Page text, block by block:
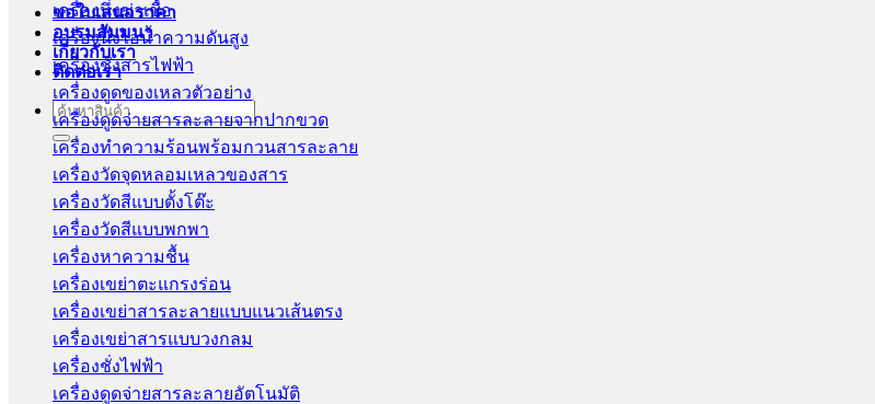
ขอใบเสนอราคา
อบรมสัมมนา
เกี่ยวกับเรา
ติดต่อเรา
Search
for:
เครื่องนึ่งฆ่าเชื้อ
เครื่องนึ่งไอน้ำความดันสูง
เครื่องชั่งสารไฟฟ้า
เครื่องดูดของเหลวตัวอย่าง
เครื่องดูดจ่ายสารละลายจากปากขวด
เครื่องทำความร้อนพร้อมกวนสารละลาย
เครื่องวัดจุดหลอมเหลวของสาร
เครื่องวัดสีแบบตั้งโต๊ะ
เครื่องวัดสีแบบพกพา
เครื่องหาความชื้น
เครื่องเขย่าตะแกรงร่อน
เครื่องเขย่าสารละลายแบบแนวเส้นตรง
เครื่องเขย่าสารแบบวงกลม
เครื่องชั่งไฟฟ้า
เครื่องดูดจ่ายสารละลายอัตโนมัติ